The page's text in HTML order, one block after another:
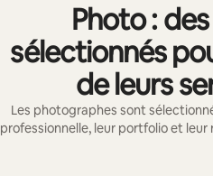
Photo :
sélectionnés
de leurs
Les photographes sont
professionnelle, leur portfolio et